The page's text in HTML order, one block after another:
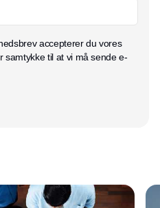
accepterer du vores
samtykke til at vi må sende e-